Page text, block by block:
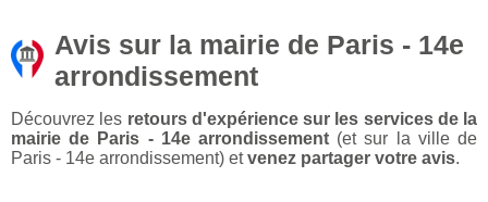
Avis sur la mairie de Paris - 14e
arrondissement
Découvrez les retours d'expérience sur les services de la
mairie de Paris - 14e arrondissement (et sur la ville de
Paris - 14e arrondissement) etvenez partager votre avis.